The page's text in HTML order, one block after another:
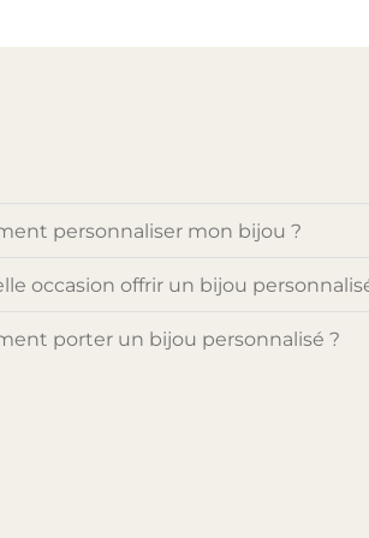
personnaliser mon bijou ?
occasion offrir un bijou
porter un bijou personnalisé ?